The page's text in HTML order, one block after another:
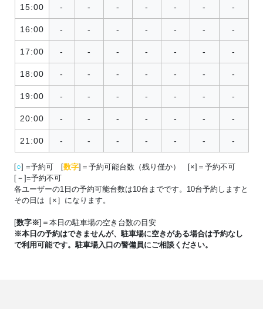
15:00 - - - - - - -
16:00 - - - - - - -
17:00 - - - - - - -
18:00 - - - - - - -
19:00 - - - - - - -
20:00 - - - - - - -
21:00 - - - - - - -
[○] =予約可 [数字]＝予約可能台数（残り僅か） [×]＝予約不可
[－]=予約不可
各ユーザーの1日の予約可能台数は10台までです。10台予約しますと
その日は［×］になります。
[数字※]＝本日の駐車場の空き台数の目安
※本日の予約はできませんが、駐車場に空きがある場合は予約なし
で利用可能です。駐車場入口の警備員にご相談ください。